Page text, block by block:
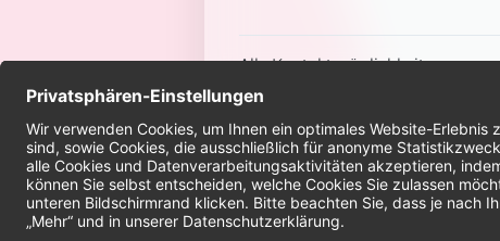
Alle Kontaktmöglichkeiten